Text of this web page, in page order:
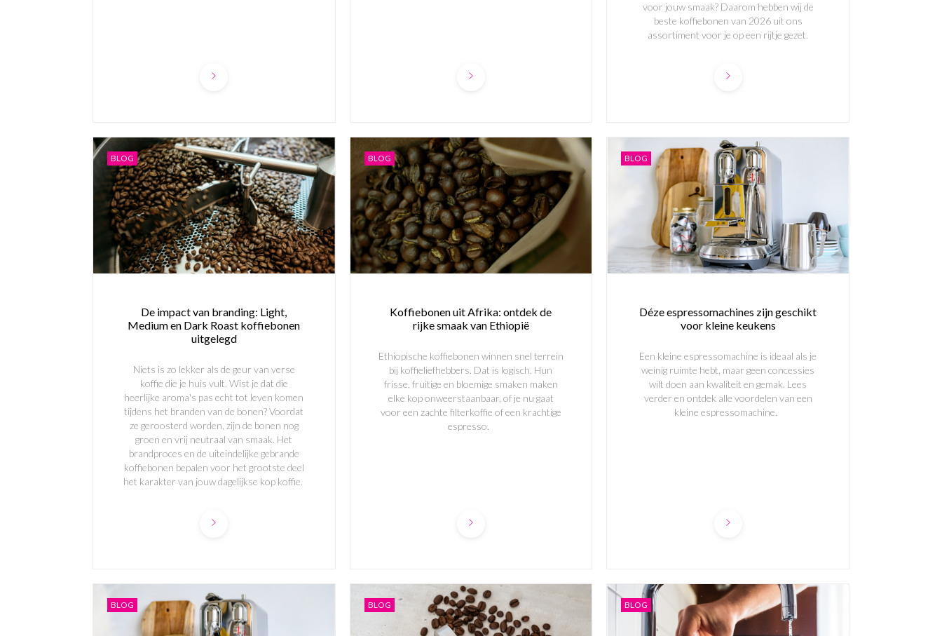
voor jouw smaak? Daarom hebben wij de
beste koffiebonen van 2026 uit ons
assortiment voor je op een rijtje gezet.
BLOG
De impact van branding: Light,
Medium en Dark Roast koffiebonen
uitgelegd
Niets is zo lekker als de geur van verse
koffie die je huis vult. Wist je dat die
heerlijke aroma's pas echt tot leven komen
tijdens het branden van de bonen? Voordat
ze geroosterd worden, zijn de bonen nog
groen en vrij neutraal van smaak. Het
brandproces en de uiteindelijke gebrande
koffiebonen bepalen voor het grootste deel
het karakter van jouw dagelijkse kop koffie.
BLOG
Koffiebonen uit Afrika: ontdek de
rijke smaak van Ethiopië
Ethiopische koffiebonen winnen snel terrein
bij koffieliefhebbers. Dat is logisch. Hun
frisse, fruitige en bloemige smaken maken
elke kop onweerstaanbaar, of je nu gaat
voor een zachte filterkoffie of een krachtige
espresso.
BLOG
Déze espressomachines zijn geschikt
voor kleine keukens
Een kleine espressomachine is ideaal als je
weinig ruimte hebt, maar geen concessies
wilt doen aan kwaliteit en gemak. Lees
verder en ontdek alle voordelen van een
kleine espressomachine.
BLOG BLOG BLOG